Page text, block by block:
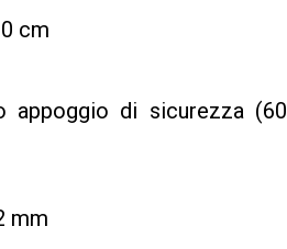
cm
appoggio di sicurezza (60
mm